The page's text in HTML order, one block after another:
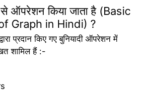
से ऑपरेशन किया जाता है (Basic
Graph in Hindi) ?
प्रदान किए गए बुनियादी ऑपरेशन में
शामिल हैं :-